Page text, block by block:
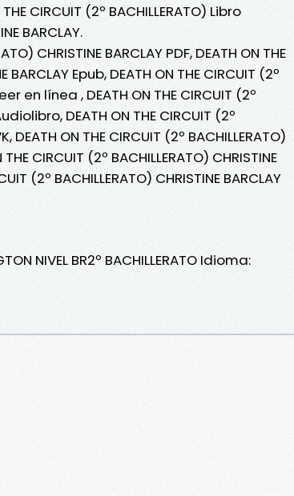
CIRCUIT (2º BACHILLERATO) Libro
BARCLAY.
CHRISTINE BARCLAY PDF, DEATH ON THE
BARCLAY Epub, DEATH ON THE CIRCUIT (2º
en línea , DEATH ON THE CIRCUIT (2º
DEATH ON THE CIRCUIT (2º
DEATH ON THE CIRCUIT (2º BACHILLERATO)
CIRCUIT (2º BACHILLERATO) CHRISTINE
(2º BACHILLERATO) CHRISTINE BARCLAY
NIVEL BR2º BACHILLERATO Idioma: